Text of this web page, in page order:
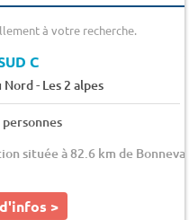
à votre recherche.
C
Nord- Les 2 alpes
située à 82.6 km de
>